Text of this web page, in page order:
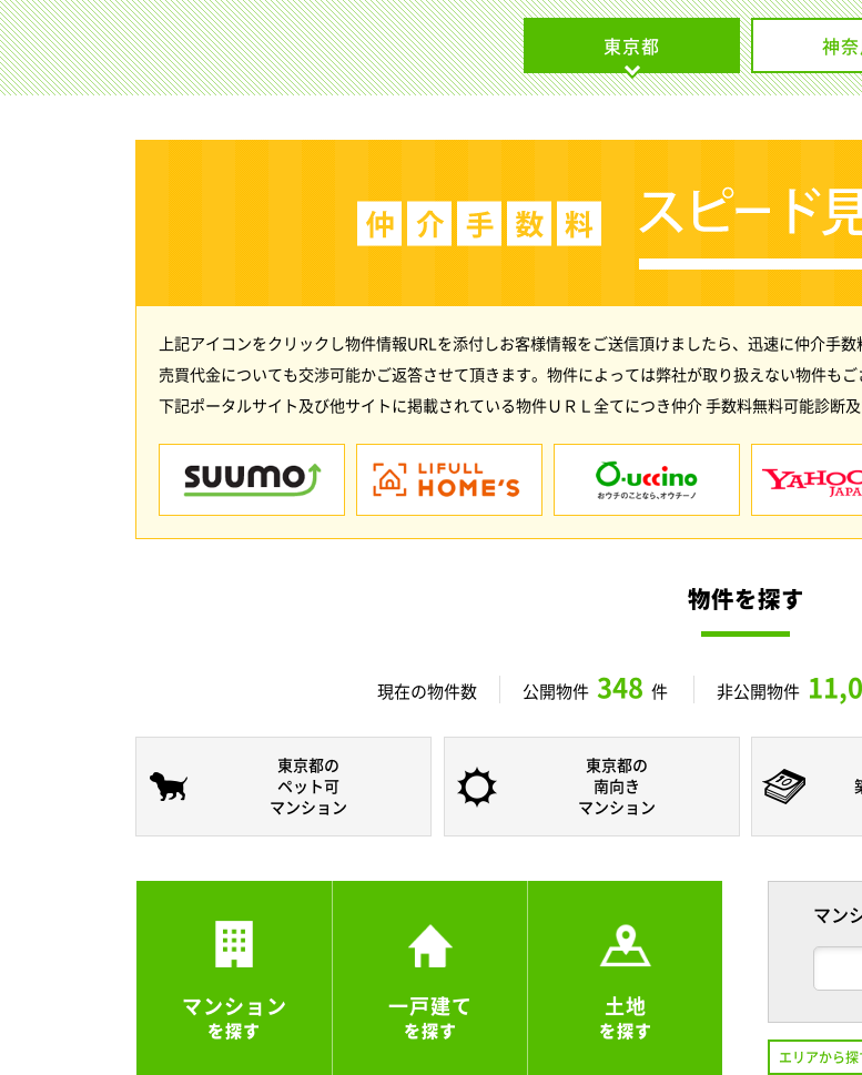
東京都 神
上記アイコンをクリックし物件情報URLを添付しお客様情報をご送信頂けましたら、迅速に仲介手
売買代金についても交渉可能かご返答させて頂きます。物件によっては弊社が取り扱えない物件もご
下記ポータルサイト及び他サイトに掲載されている物件ＵＲＬ全てにつき仲介 手数料無料可能診断
物件を探す
現在の物件数 公開物件 348 件 非公開物件
東京都の
ペット可
マンション
東京都の
南向き
マンション
マンション
を探す
一戸建て
を探す
土地
を探す
マン
エリアから探